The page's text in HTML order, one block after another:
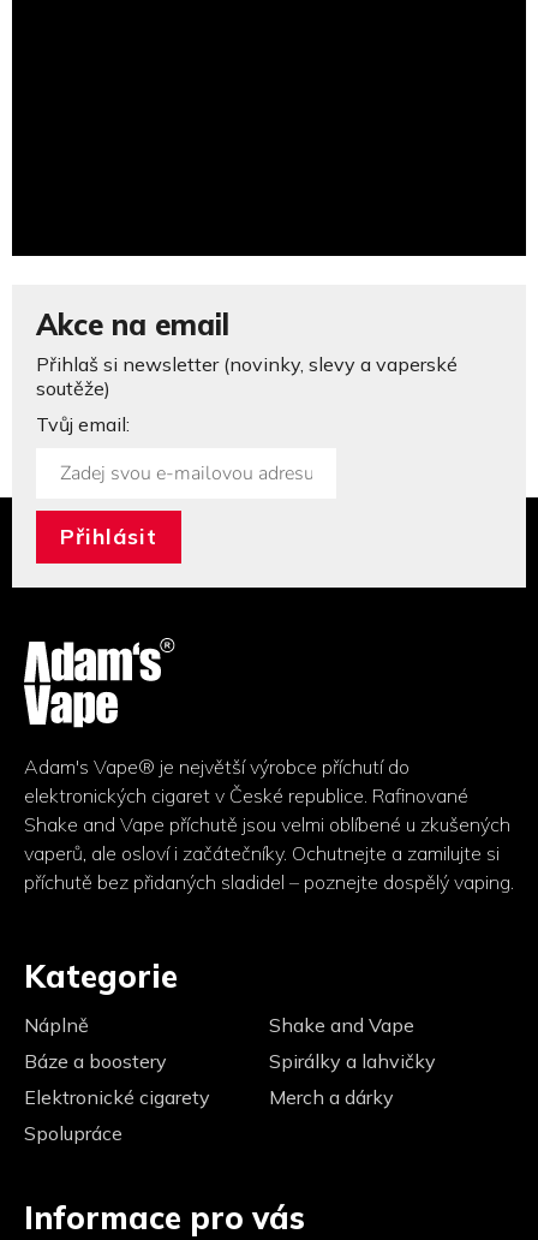
Akce na email
Přihlaš si newsletter (novinky, slevy a vaperské
soutěže)
Tvůj email:
Adam's Vape® je největší výrobce příchutí do
elektronických cigaret v České republice. Rafinované
Shake and Vape příchutě jsou velmi oblíbené u zkušených
vaperů, ale osloví i začátečníky. Ochutnejte a zamilujte si
příchutě bez přidaných sladidel – poznejte dospělý vaping.
Kategorie
Náplně
Shake and Vape
Báze a boostery
Spirálky a lahvičky
Elektronické cigarety
Merch a dárky
Spolupráce
Informace pro vás